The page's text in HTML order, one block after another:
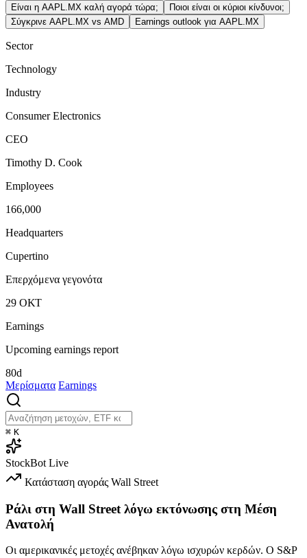
Είναι η AAPL.MX καλή αγορά τώρα;
Ποιοι είναι οι κύριοι κίνδυνοι;
Σύγκρινε AAPL.MX vs AMD
Earnings outlook για AAPL.MX
Sector
Technology
Industry
Consumer Electronics
CEO
Timothy D. Cook
Employees
166,000
Headquarters
Cupertino
Επερχόμενα γεγονότα
29 ΟΚΤ
Earnings
Upcoming earnings report
80d
Μερίσματα Earnings
⌘ K
StockBot Live
Κατάσταση αγοράς Wall Street
Ράλι στη Wall Street λόγω εκτόνωσης στη Μέση
Ανατολή
Οι αμερικανικές μετοχές ανέβηκαν λόγω ισχυρών κερδών. Ο S&P